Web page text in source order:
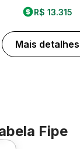
R$ 13.315
Mais detalhes
Fipe